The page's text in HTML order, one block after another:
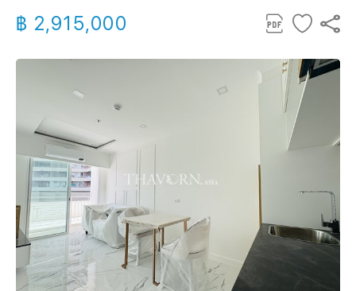
฿ 2,915,000